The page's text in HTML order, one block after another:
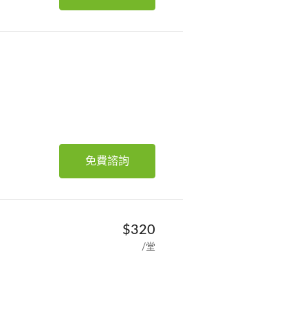
免費諮詢
$320
/堂